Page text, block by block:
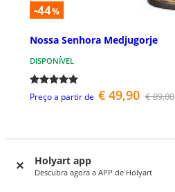
Holyart app
Descubra agora a APP de Holyart
-44%
Nossa Senhora Medjugorje
DISPONÍVEL
Preço a partir de € 49,90 € 89,00